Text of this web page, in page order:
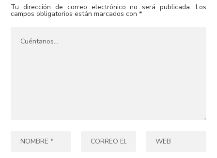
Tu dirección de correo electrónico no será publicada. Los
campos obligatorios están marcados con*